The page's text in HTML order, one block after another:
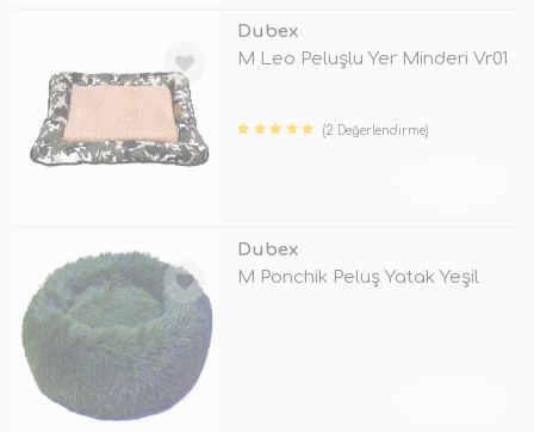
Dubex
M Leo Peluşlu Yer Minderi Vr01
(2 Değerlendirme)
Dubex
M Ponchik Peluş Yatak Yeşil